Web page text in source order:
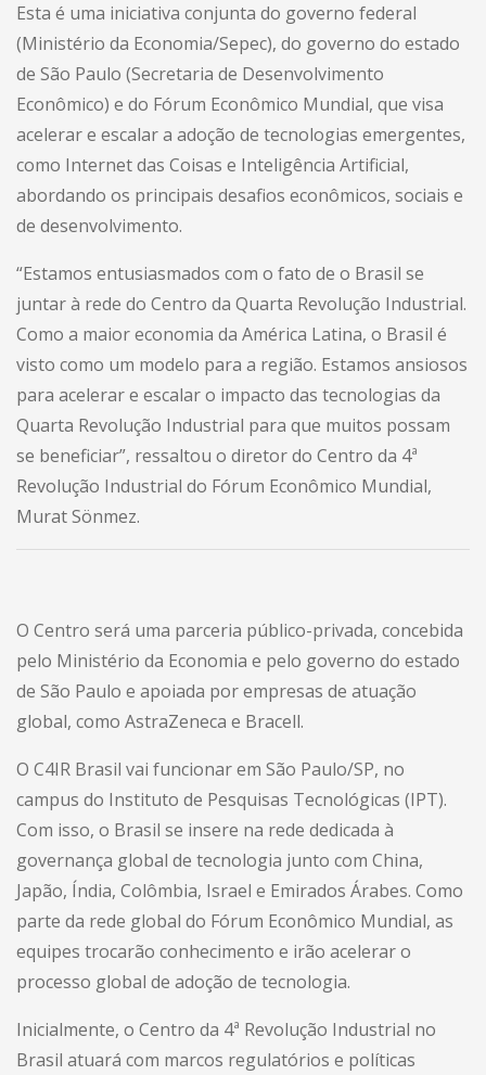
Esta é uma iniciativa conjunta do governo federal
(Ministério da Economia/Sepec), do governo do estado
de São Paulo (Secretaria de Desenvolvimento
Econômico) e do Fórum Econômico Mundial, que visa
acelerar e escalar a adoção de tecnologias emergentes,
como Internet das Coisas e Inteligência Artificial,
abordando os principais desafios econômicos, sociais e
de desenvolvimento.
“Estamos entusiasmados com o fato de o Brasil se
juntar à rede do Centro da Quarta Revolução Industrial.
Como a maior economia da América Latina, o Brasil é
visto como um modelo para a região. Estamos ansiosos
para acelerar e escalar o impacto das tecnologias da
Quarta Revolução Industrial para que muitos possam
se beneficiar”, ressaltou o diretor do Centro da 4ª
Revolução Industrial do Fórum Econômico Mundial,
Murat Sönmez.
O Centro será uma parceria público-privada, concebida
pelo Ministério da Economia e pelo governo do estado
de São Paulo e apoiada por empresas de atuação
global, como AstraZeneca e Bracell.
O C4IR Brasil vai funcionar em São Paulo/SP, no
campus do Instituto de Pesquisas Tecnológicas (IPT).
Com isso, o Brasil se insere na rede dedicada à
governança global de tecnologia junto com China,
Japão, Índia, Colômbia, Israel e Emirados Árabes. Como
parte da rede global do Fórum Econômico Mundial, as
equipes trocarão conhecimento e irão acelerar o
processo global de adoção de tecnologia.
Inicialmente, o Centro da 4ª Revolução Industrial no
Brasil atuará com marcos regulatórios e políticas